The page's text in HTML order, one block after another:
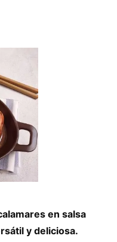
en salsa
y deliciosa.